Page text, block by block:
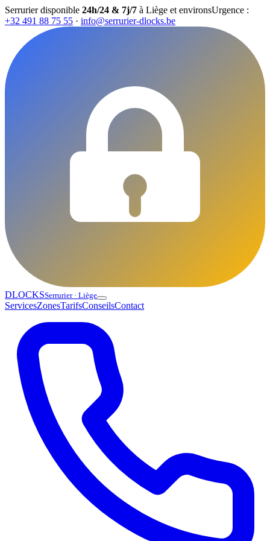
Serrurier disponible 24h/24 & 7j/7 à Liège et environsUrgence :
+32 491 88 75 55 · info@serrurier-dlocks.be
DLOCKSSerrurier · Liège
ServicesZonesTarifsConseilsContact